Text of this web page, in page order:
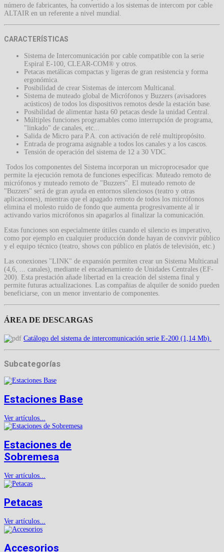
número de fabricantes, ha convertido a los sistemas de intercom por cable
ALTAIR en un referente a nivel mundial.
CARACTERÍSTICAS
Sistema de Intercomunicación por cable compatible con la serie
Espiral E-100, CLEAR-COM® y otros.
Petacas metálicas compactas y ligeras de gran resistencia y forma
ergonómica.
Posibilidad de crear Sistemas de intercom Multicanal.
Sistema de muteado global de Micrófonos y Buzzers (avisadores
acústicos) de todos los dispositivos remotos desde la estación base.
Posibilidad de alimentar hasta 60 petacas desde la unidad Central.
Múltiples funciones programables como interrupción de programa,
"linkado" de canales, etc...
Salida de Micro para P.A. con activación de relé multipropósito.
Entrada de programa asignable a todos los canales y a los cascos.
Tensión de operación del sistema de 12 a 30 VDC.
Todos los componentes del Sistema incorporan un microprocesador que
permite la ejecución remota de funciones específicas: Muteado remoto de
micrófonos y muteado remoto de "Buzzers". El muteado remoto de
"Buzzers" será de gran ayuda en entornos silenciosos (teatro y otras
aplicaciones), mientras que el apagado remoto de todos los micrófonos
elimina el molesto ruido de fondo que aumenta progresivamente al ir
activando varios micrófonos sin apagarlos al finalizar la comunicación.
Estas funciones son especialmente útiles cuando el silencio es imperativo,
como por ejemplo en cualquier producción donde hayan de convivir público
y el equipo técnico (teatro, shows con público en platós de televisión, etc.)
Las conexiones "LINK" de expansión permiten crear un Sistema Multicanal
(4,6, ... canales), mediante el encadenamiento de Unidades Centrales (EF-
200). Esta prestación añade libertad en la creación del sistema final y
permite futuras actualizaciones. Las compañias de alquiler de sonido pueden
beneficiarse, con un menor inventario de componentes.
ÁREA DE DESCARGAS
Catálogo del sistema de intercomunicación serie E-200 (1,14 Mb).
Subcategorías
Estaciones Base
Ver artículos...
Estaciones de
Sobremesa
Ver artículos...
Petacas
Ver artículos...
Accesorios